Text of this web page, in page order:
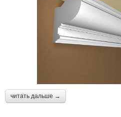
читать дальше →